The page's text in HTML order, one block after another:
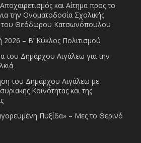
και Αίτημα προς το
την Ονοματοδοσία Σχολικής
Θεόδωρου Κατσωνόπουλου
2026 – Β’ Κύκλος Πολιτισμού
του Δημάρχου Αιγάλεω για την
του Δημάρχου Αιγάλεω με
Κοινότητας και της
Πυξίδα» – Μες το Θερινό